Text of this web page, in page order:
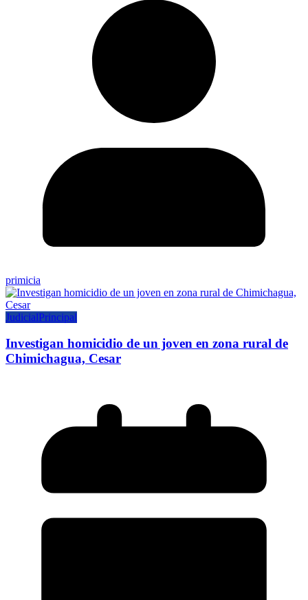
primicia
JudicialPrincipal
Investigan homicidio de un joven en zona rural de
Chimichagua, Cesar